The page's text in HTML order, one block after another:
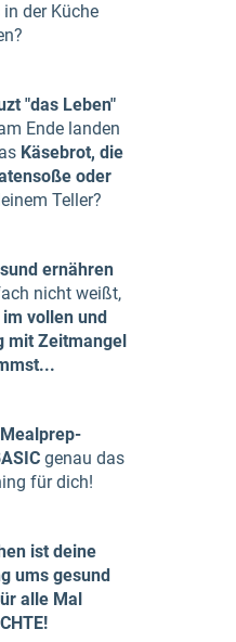
der Küche
"das Leben"
Ende landen
Käsebrot, die
oder
Teller?
ernähren
nicht weißt,
im vollen und
mit Zeitmangel
Mealprep-
genau das
für dich!
ist deine
ums gesund
alle Mal